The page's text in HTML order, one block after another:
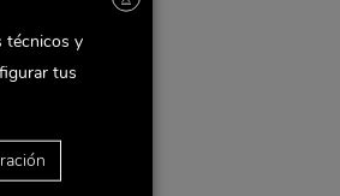
técnicos y
tus